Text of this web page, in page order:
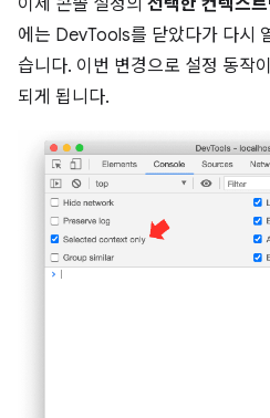
에는 DevTools를 닫았다가 다시
습니다. 이번 변경으로 설정 동작
되게 됩니다.